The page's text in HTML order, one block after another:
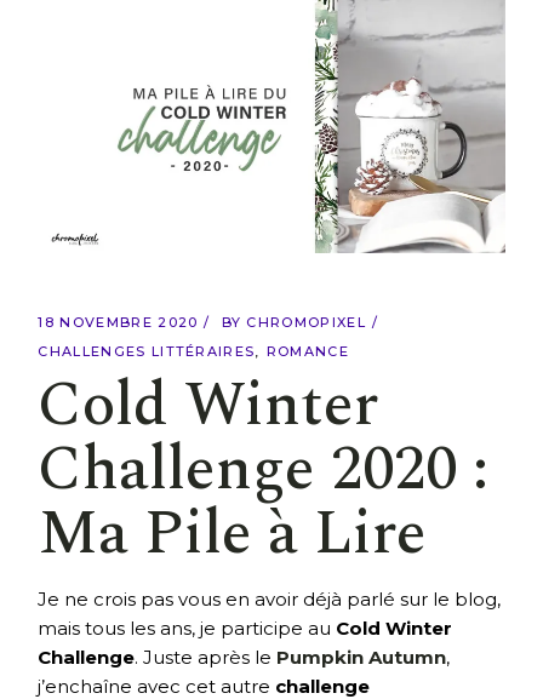
18 NOVEMBRE 2020 BY CHROMOPIXEL
CHALLENGES LITTÉRAIRES
ROMANCE
Cold Winter
Challenge 2020 :
Ma Pile à Lire
Je ne crois pas vous en avoir déjà parlé sur le blog,
mais tous les ans, je participe au Cold Winter
Challenge. Juste après le Pumpkin Autumn,
j’enchaîne avec cet autre challenge